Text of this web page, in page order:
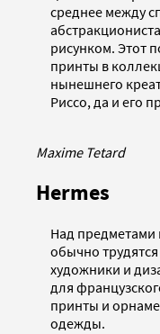
среднее между
рисунком. Этот
принты в
нынешнего
Риссо, да и его
Maxime Tetard
Hermes
Над предметами
обычно
художники и
для
принты и
одежды.